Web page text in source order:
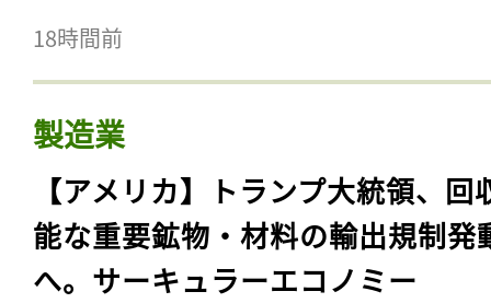
18時間前
製造業
【アメリカ】トランプ大統領、回
能な重要鉱物・材料の輸出規制発
へ。サーキュラーエコノミー